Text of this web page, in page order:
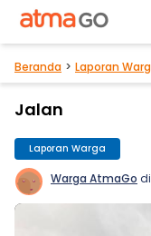
Beranda Laporan
Jalan
Laporan Warga
Warga AtmaGo di